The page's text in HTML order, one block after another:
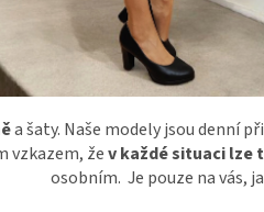
a šaty. Naše modely jsou denní
vzkazem, žev každé situaci lze
osobním. Je pouze na vás,